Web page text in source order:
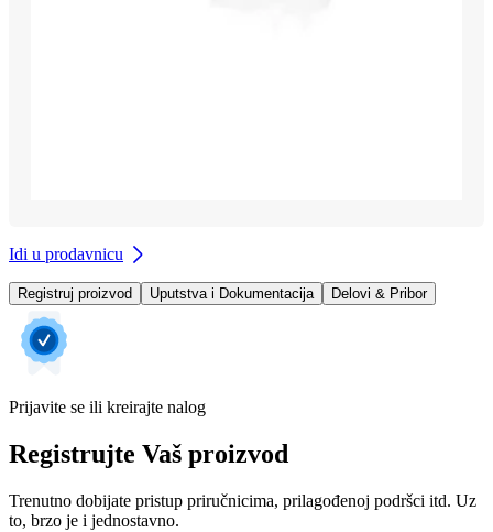
Idi u prodavnicu
Registruj proizvod Uputstva i Dokumentacija Delovi & Pribor
Prijavite se ili kreirajte nalog
Registrujte Vaš proizvod
Trenutno dobijate pristup priručnicima, prilagođenoj podršci itd. Uz
to, brzo je i jednostavno.